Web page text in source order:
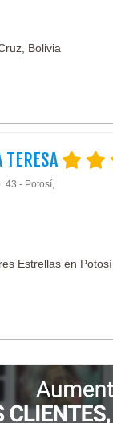
Bolivia
TERESA
43 - Potosí,
Estrellas en Potosí.